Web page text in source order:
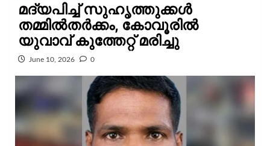
മദ്യപിച്ച് സുഹൃത്തുക്കള്‍
തമ്മില്‍തര്‍ക്കം, കോവൂരില്‍
യുവാവ് കുത്തേറ്റ് മരിച്ചു
June 10, 2026 0